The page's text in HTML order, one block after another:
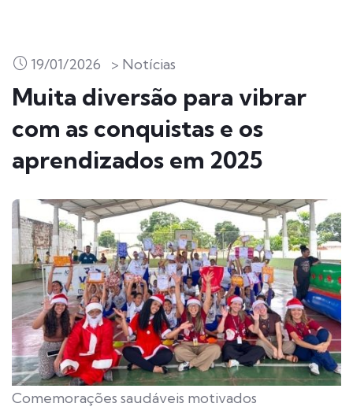
19/01/2026 > Notícias
Muita diversão para vibrar
com as conquistas e os
aprendizados em 2025
Comemorações saudáveis motivados